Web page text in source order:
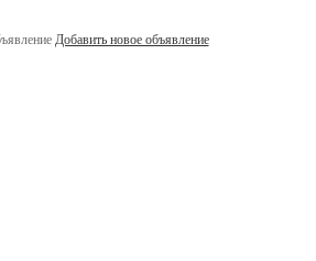
Добавить новое объявление